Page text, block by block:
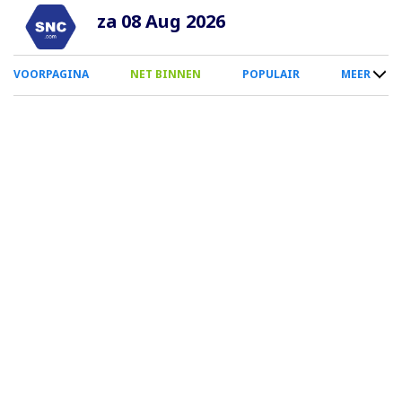
Overslaan
naar
inhoud
za 08 Aug 2026
0
Smartphone
VOORPAGINA NET BINNEN POPULAIR MEER